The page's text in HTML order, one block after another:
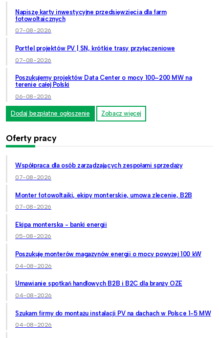
Napiszę karty inwestycyjne przedsięwzięcia dla farm
fotowoltaicznych
07-08-2026
Portfel projektów PV | SN, krótkie trasy przyłączeniowe
07-08-2026
Poszukujemy projektów Data Center o mocy 100–200 MW na
terenie całej Polski
06-08-2026
Dodaj bezpłatne ogłoszenie Zobacz więcej
Oferty pracy
Współpraca dla osób zarządzających zespołami sprzedaży
07-08-2026
Monter fotowoltaiki, ekipy monterskie, umowa zlecenie, B2B
07-08-2026
Ekipa monterska - banki energii
05-08-2026
Poszukuję monterów magazynów energii o mocy powyżej 100 kW
04-08-2026
Umawianie spotkań handlowych B2B i B2C dla branży OZE
04-08-2026
Szukam firmy do montażu instalacji PV na dachach w Polsce 1-5 MW
04-08-2026